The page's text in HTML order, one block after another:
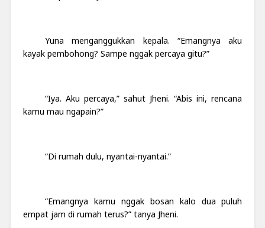
Yuna menganggukkan kepala. “Emangnya aku
kayak pembohong? Sampe nggak percaya gitu?”
“Iya. Aku percaya,” sahut Jheni. “Abis ini, rencana
kamu mau ngapain?”
“Di rumah dulu, nyantai-nyantai.”
“Emangnya kamu nggak bosan kalo dua puluh
empat jam di rumah terus?” tanya Jheni.